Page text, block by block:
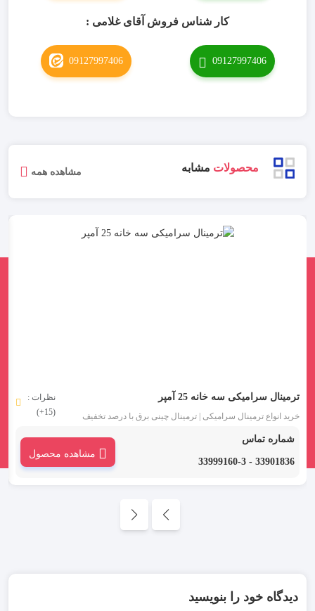
کار شناس فروش آقای غلامی :
09127997406
09127997406
محصولات مشابه مشاهده همه
ترمینال سرامیکی سه خانه 25 آمپر
خرید انواع ترمینال سرامیکی | ترمینال چینی برق با درصد تخفیف
نظرات :
(15+)
شماره تماس
33901836 - 33999160-3
مشاهده محصول
دیدگاه خود را بنویسید